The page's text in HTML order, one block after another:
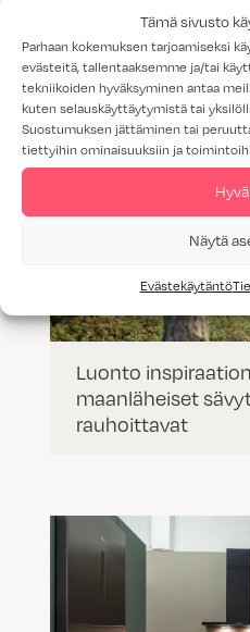
Tämä sivusto
Parhaan kokemuksen tarjoamiseksi
evästeitä, tallentaaksemme ja/tai
tekniikoiden hyväksyminen antaa
kuten selauskäyttäytymistä tai
Suostumuksen jättäminen tai
tiettyihin ominaisuuksiin ja
Näytä
Evästekäytäntö
Luonto
maanläheiset
rauhoittavat